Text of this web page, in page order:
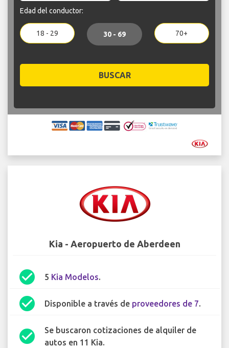
Edad del conductor:
18 - 29 30 - 69 70+
BUSCAR
Kia - Aeropuerto de Aberdeen
check_circle 5 Kia Modelos.
check_circle Disponible a través de proveedores de 7.
check_circle
Se buscaron cotizaciones de alquiler de
autos en 11 Kia.